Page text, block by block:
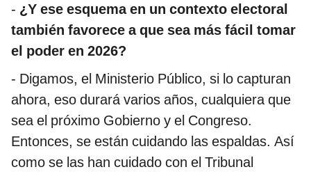
- ¿Y ese esquema en un contexto electoral
también favorece a que sea más fácil tomar
el poder en 2026?
- Digamos, el Ministerio Público, si lo capturan
ahora, eso durará varios años, cualquiera que
sea el próximo Gobierno y el Congreso.
Entonces, se están cuidando las espaldas. Así
como se las han cuidado con el Tribunal